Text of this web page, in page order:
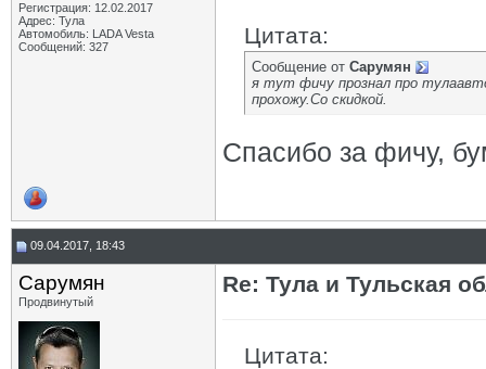
Регистрация: 12.02.2017
Адрес: Тула
Автомобиль: LADA Vesta
Сообщений: 327
Цитата:
Сообщение от Сарумян
я тут фичу прознал про
прохожу.Со скидкой.
Спасибо за фичу,
09.04.2017, 18:43
Сарумян
Продвинутый
Re: Тула и Тульская
Цитата: